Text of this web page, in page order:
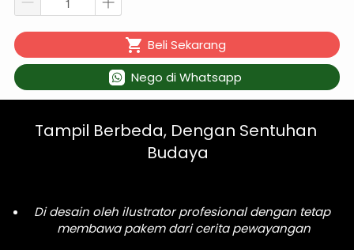
` Beli Sekarang
` Nego di Whatsapp
Tampil Berbeda, Dengan Sentuhan
Budaya
Di desain oleh ilustrator profesional dengan tetap
membawa pakem dari cerita pewayangan